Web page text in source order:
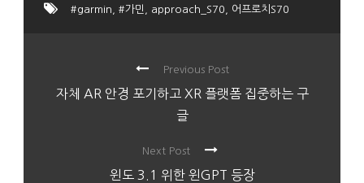
#garmin #가민 approach_S70 어프로치S70
Previous Post
자체 AR 안경 포기하고 XR 플랫폼 집중하는 구
글
Next Post
윈도 3.1 위한 윈GPT 등장